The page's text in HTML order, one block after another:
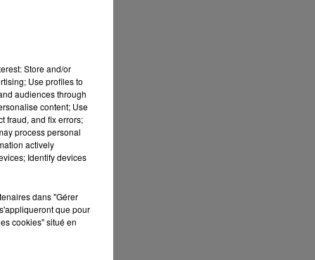
Store and/or
Use profiles to
audiences through
content; Use
fraud, and fix errors;
process personal
actively
Identify devices
dans "Gérer
que pour
cookies" situé en